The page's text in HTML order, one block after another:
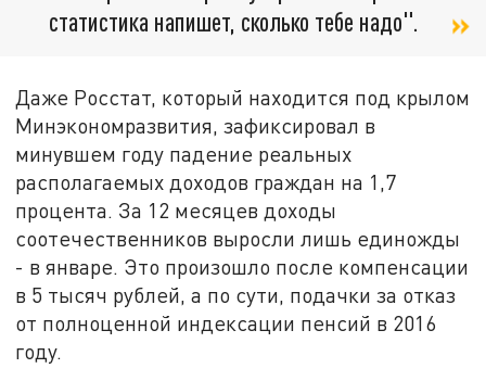
статистика напишет, сколько тебе надо".
Даже Росстат, который находится под крылом
Минэкономразвития, зафиксировал в
минувшем году падение реальных
располагаемых доходов граждан на 1,7
процента. За 12 месяцев доходы
соотечественников выросли лишь единожды
- в январе. Это произошло после компенсации
в 5 тысяч рублей, а по сути, подачки за отказ
от полноценной индексации пенсий в 2016
году.